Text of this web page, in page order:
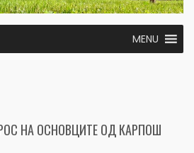
MENU
НА ОСНОВЦИТЕ ОД КАРПОШ